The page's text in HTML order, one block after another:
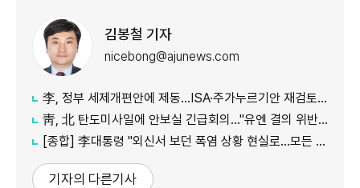
김봉철 기자
nicebong@ajunews.com
李, 정부 세제개편안에 제동…ISA·주가누르기안 재검토 지시
靑, 北 탄도미사일에 안보실 긴급회의…"유엔 결의 위반, 즉각 중단 촉구"
[종합] 李대통령 "외신서 보던 폭염 상황 현실로…모든 행정력 총동원하라"
기자의 다른기사